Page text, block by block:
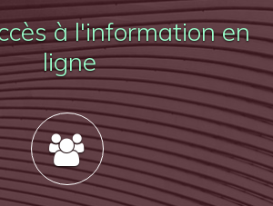
à l'information en
ligne